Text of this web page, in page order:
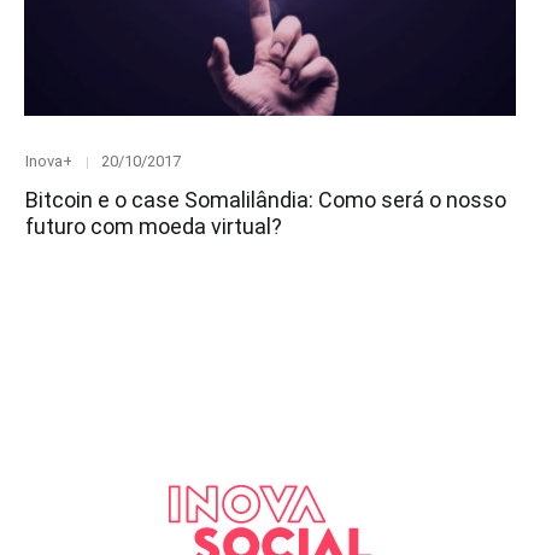
Category
Inova+
Posted
20/10/2017
Bitcoin e o case Somalilândia: Como será o nosso
futuro com moeda virtual?